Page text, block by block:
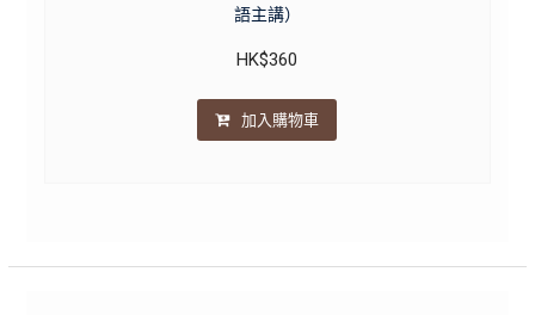
語主講）
HK$360
加入購物車